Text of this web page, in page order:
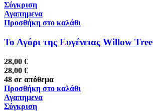
Σύγκριση
Αγαπημενα
Προσθήκη στο καλάθι
Το Αγόρι της Ευγένειας Willow Tree
28,00 €
28,00 €
48 σε απόθεμα
Προσθήκη στο καλάθι
Αγαπημενα
Σύγκριση